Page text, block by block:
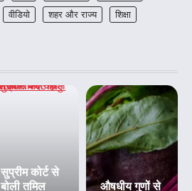
वीडियो शहर और राज्य
शिक्षा
सुप्रीम कोर्ट से
बोली तमिल
औषधीय गुणों से